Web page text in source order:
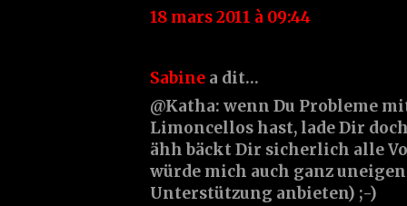
18 mars 2011 à 09:44
Sabine a dit…
@Katha: wenn Du Probleme
Limoncellos hast, lade Dir
ähh bäckt Dir sicherlich alle
würde mich auch ganz
Unterstützung anbieten) ;-)